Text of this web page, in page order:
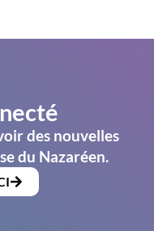
des nouvelles
du Nazaréen.